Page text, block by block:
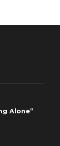
Alone”